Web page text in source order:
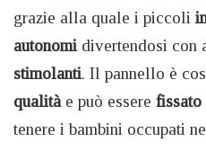
grazie alla quale i piccoli
autonomi divertendosi con
stimolanti. Il pannello è
qualità e può essere fissato
tenere i bambini occupati